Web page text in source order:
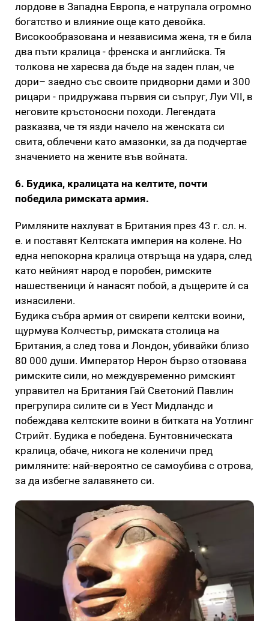
лордове в Западна Европа, е натрупала огромно
богатство и влияние още като девойка.
Високообразована и независима жена, тя е била
два пъти кралица - френска и английска. Тя
толкова не харесва да бъде на заден план, че
дори– заедно със своите придворни дами и 300
рицари - придружава първия си съпруг, Луи VII, в
неговите кръстоносни походи. Легендата
разказва, че тя язди начело на женската си
свита, облечени като амазонки, за да подчертае
значението на жените във войната.
6. Будика, кралицата на келтите, почти
победила римската армия.
Римляните нахлуват в Британия през 43 г. сл. н.
е. и поставят Келтската империя на колене. Но
една непокорна кралица отвръща на удара, след
като нейният народ е поробен, римските
нашественици ѝ нанасят побой, а дъщерите ѝ са
изнасилени.
Будика събра армия от свирепи келтски воини,
щурмува Колчестър, римската столица на
Британия, а след това и Лондон, убивайки близо
80 000 души. Император Нерон бързо отзовава
римските сили, но междувременно римският
управител на Британия Гай Светоний Павлин
прегрупира силите си в Уест Мидландс и
побеждава келтските воини в битката на Уотлинг
Стрийт. Будика е победена. Бунтовническата
кралица, обаче, никога не коленичи пред
римляните: най-вероятно се самоубива с отрова,
за да избегне залавянето си.